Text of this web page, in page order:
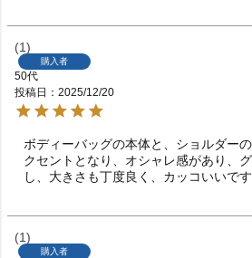
1
購入者
50代
投稿日
2025/12/20
ボディーバッグの本体と、ショルダー
クセントとなり、オシャレ感があり、
し、大きさも丁度良く、カッコいいです
1
購入者